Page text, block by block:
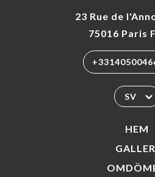
23 Rue de
75016 Paris
SV
HEM